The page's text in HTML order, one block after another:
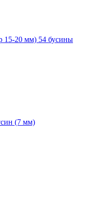
15-20 мм) 54 бусины
(7 мм)